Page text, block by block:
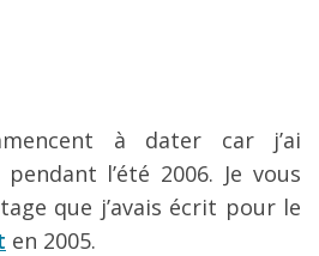
à dater car j’ai
l’été 2006. Je vous
que j’avais écrit pour le
en 2005.